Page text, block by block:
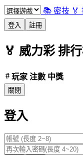
📚 密技 🏅
登入 註冊
🏅 威力彩排
# 玩家 注數 中獎
關閉
登入